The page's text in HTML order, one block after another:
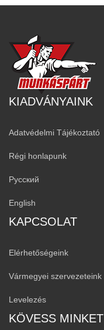
KIADVÁNYAINK
Adatvédelmi Tájékoztató
Régi honlapunk
Русский
English
KAPCSOLAT
Elérhetőségeink
Vármegyei szervezeteink
Levelezés
KÖVESS MINKET